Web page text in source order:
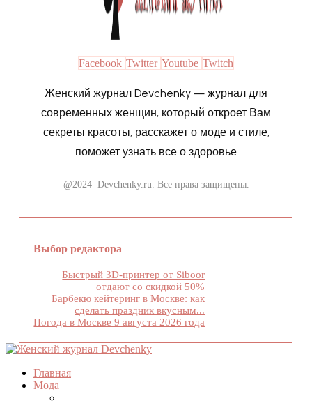
Facebook Twitter Youtube Twitch
Женский журнал Devchenky — журнал для
современных женщин, который откроет Вам
секреты красоты, расскажет о моде и стиле,
поможет узнать все о здоровье
@2024 Devchenky.ru. Все права защищены.
Выбор редактора
Быстрый 3D-принтер от Siboor
отдают со скидкой 50%
Барбекю кейтеринг в Москве: как
сделать праздник вкусным...
Погода в Москве 9 августа 2026 года
Главная
Мода